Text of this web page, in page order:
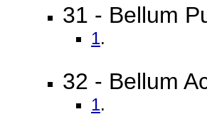
31 - Bellum
1.
32 - Bellum
1.